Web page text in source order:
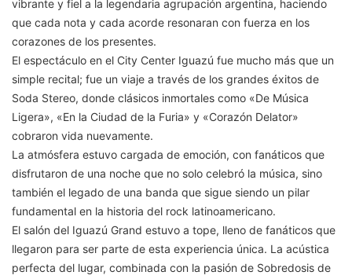
vibrante y fiel a la legendaria agrupación argentina, haciendo
que cada nota y cada acorde resonaran con fuerza en los
corazones de los presentes.
El espectáculo en el City Center Iguazú fue mucho más que un
simple recital; fue un viaje a través de los grandes éxitos de
Soda Stereo, donde clásicos inmortales como «De Música
Ligera», «En la Ciudad de la Furia» y «Corazón Delator»
cobraron vida nuevamente.
La atmósfera estuvo cargada de emoción, con fanáticos que
disfrutaron de una noche que no solo celebró la música, sino
también el legado de una banda que sigue siendo un pilar
fundamental en la historia del rock latinoamericano.
El salón del Iguazú Grand estuvo a tope, lleno de fanáticos que
llegaron para ser parte de esta experiencia única. La acústica
perfecta del lugar, combinada con la pasión de Sobredosis de